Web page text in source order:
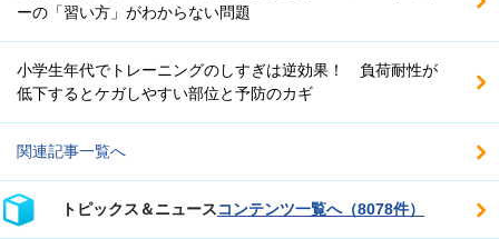
ーの「習い方」がわからない問題
小学生年代でトレーニングのしすぎは逆効果！ 負荷耐性が
低下するとケガしやすい部位と予防のカギ
関連記事一覧へ
トピックス＆ニュースコンテンツ一覧へ（8078件）